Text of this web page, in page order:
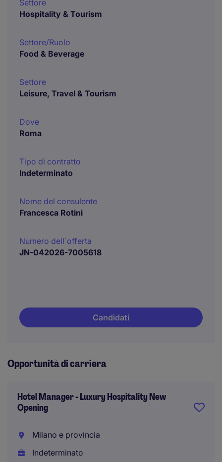
Settore
Hospitality & Tourism
Settore/Ruolo
Food & Beverage
Settore
Leisure, Travel & Tourism
Dove
Roma
Tipo di contratto
Indeterminato
Nome del consulente
Francesca Rotini
Numero dell´offerta
JN-042026-7005618
Candidati
Opportunità di carriera
Hotel Manager - Luxury Hospitality New
Opening
Milano e provincia
Indeterminato